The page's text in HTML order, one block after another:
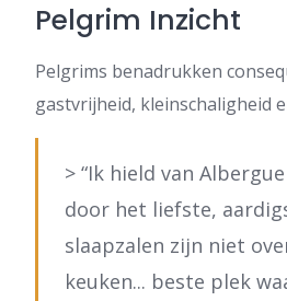
Pelgrim Inzicht
Pelgrims benadrukken
gastvrijheid, kleinschaligheid
> “Ik hield van
door het liefste,
slaapzalen zijn niet
keuken... beste plek